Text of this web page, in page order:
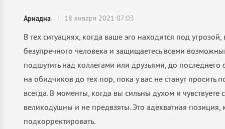
Ариадна 18 января 2021 07:03
В тех ситуациях, когда ваше эго находится под
безупречного человека и защищаетесь всеми
подшутить над коллегами или друзьями, до последнего
на обидчиков до тех пор, пока у вас не станут просить
всегда. В моменты, когда вы сильны духом и
великодушны и не предвзяты. Это адекватная позиция,
подкорректировать.